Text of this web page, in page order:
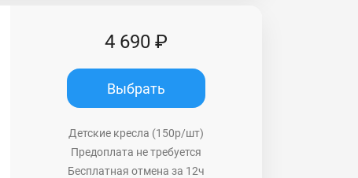
4 690 ₽
Выбрать
Детские кресла (150р/шт)
Предоплата не требуется
Бесплатная отмена за 12ч